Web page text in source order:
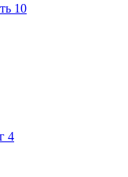
10
4